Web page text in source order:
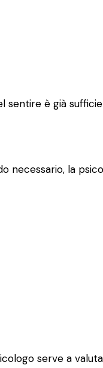
sentire è già
la
serve a